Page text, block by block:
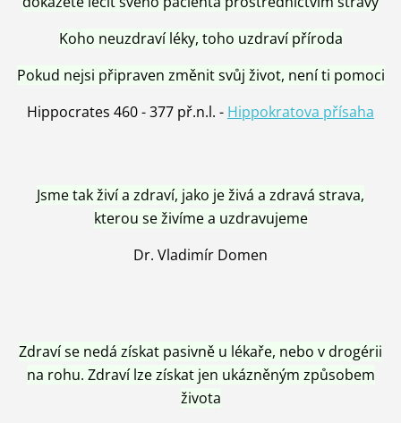
Koho neuzdraví léky, toho uzdraví příroda
Pokud nejsi připraven změnit svůj život, není ti pomoci
Hippocrates 460 - 377 př.n.l. - Hippokratova přísaha
Jsme tak živí a zdraví, jako je živá a zdravá strava,
kterou se živíme a uzdravujeme
Dr. Vladimír Domen
Zdraví se nedá získat pasivně u lékaře, nebo v drogérii
na rohu. Zdraví lze získat jen ukázněným způsobem
života